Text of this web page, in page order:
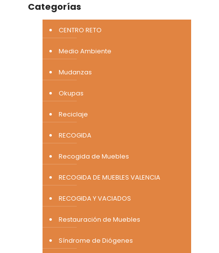
Categorías
CENTRO RETO
Medio Ambiente
Mudanzas
Okupas
Reciclaje
RECOGIDA
Recogida de Muebles
RECOGIDA DE MUEBLES VALENCIA
RECOGIDA Y VACIADOS
Restauración de Muebles
Síndrome de Diógenes